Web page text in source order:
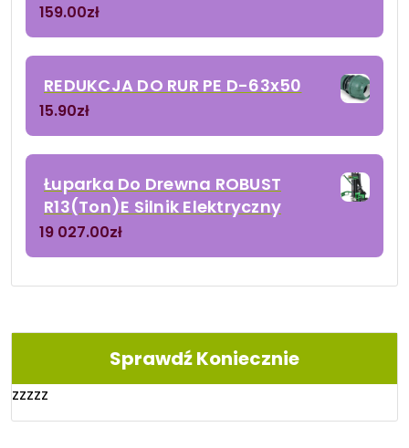
159.00zł
REDUKCJA DO RUR PE D-63x50
15.90zł
Łuparka Do Drewna ROBUST
R13(Ton)E Silnik Elektryczny
19 027.00zł
Sprawdź Koniecznie
zzzzz